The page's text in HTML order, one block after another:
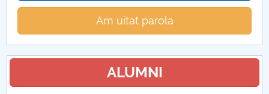
Am uitat parola
ALUMNI